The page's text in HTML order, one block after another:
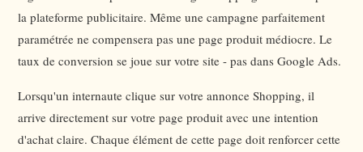
la plateforme publicitaire. Même une campagne parfaitement
paramétrée ne compensera pas une page produit médiocre. Le
taux de conversion se joue sur votre site - pas dans Google Ads.
Lorsqu'un internaute clique sur votre annonce Shopping, il
arrive directement sur votre page produit avec une intention
d'achat claire. Chaque élément de cette page doit renforcer cette